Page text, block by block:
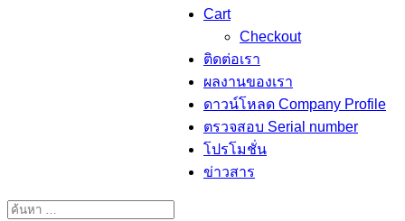
Cart
Checkout
ติดต่อเรา
ผลงานของเรา
ดาวน์โหลด Company Profile
ตรวจสอบ Serial number
โปรโมชั่น
ข่าวสาร